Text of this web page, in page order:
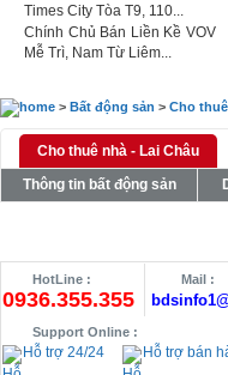
Times City Tòa T9, 110...
Chính Chủ Bán Liền Kề VOV
Mễ Trì, Nam Từ Liêm...
> Bất động sản > Cho
Cho thuê nhà - Lai Châu
Thông tin bất động sản
HotLine :
0936.355.355
Mail :
Support Online :
Hỗ trợ 24/24 Hỗ trợ bán